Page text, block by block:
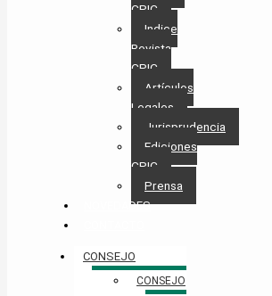
CPIC
Indice
Revista
CPIC
Artículos
Legales
Jurisprudencia
Ediciones
CPIC
Prensa
NOVEDADES
CONSEJO
CONSEJO